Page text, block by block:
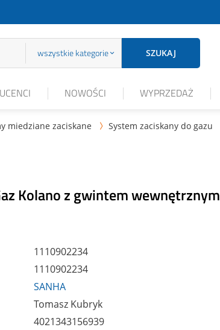
wszystkie kategorie SZUKAJ
NOWOŚCI WYPRZEDAŻ
miedziane zaciskane  System zaciskany do gazu
Kolano z gwintem wewnętrznym
1110902234
1110902234
SANHA
Tomasz Kubryk
4021343156939